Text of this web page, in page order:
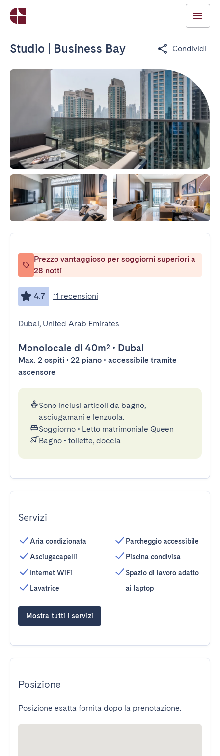
Studio | Business Bay Condividi
Prezzo vantaggioso per soggiorni superiori a
28 notti
4.7 11 recensioni
Dubai, United Arab Emirates
Monolocale di 40m² • Dubai
Max. 2 ospiti • 22 piano • accessibile tramite
ascensore
Sono inclusi articoli da bagno,
asciugamani e lenzuola.
Soggiorno • Letto matrimoniale Queen
Bagno • toilette, doccia
Servizi
Aria condizionata
Asciugacapelli
Internet WiFi
Lavatrice
Parcheggio accessibile
Piscina condivisa
Spazio di lavoro adatto
ai laptop
Mostra tutti i servizi
Posizione
Posizione esatta fornita dopo la prenotazione.